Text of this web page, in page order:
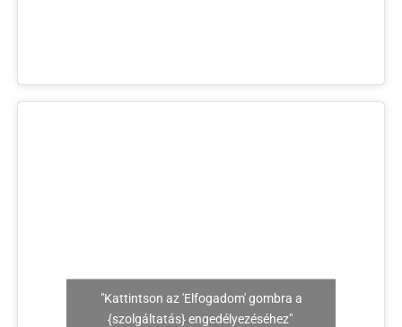
"Kattintson az 'Elfogadom' gombra a
{szolgáltatás} engedélyezéséhez"